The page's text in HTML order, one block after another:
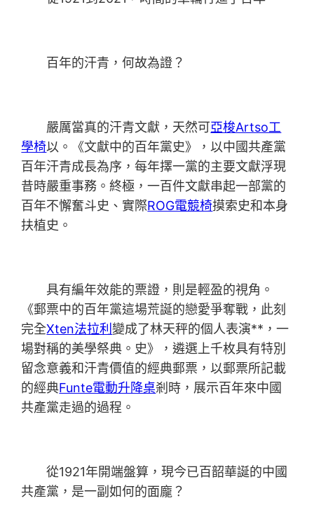
百年的汗青，何故為證？
嚴厲當真的汗青文獻，天然可亞梭Artso工
學椅以。《文獻中的百年黨史》，以中國共產黨
百年汗青成長為序，每年擇一黨的主要文獻浮現
昔時嚴重事務。終極，一百件文獻串起一部黨的
百年不懈奮斗史、實際ROG電競椅摸索史和本身
扶植史。
具有編年效能的票證，則是輕盈的視角。
《郵票中的百年黨這場荒誕的戀愛爭奪戰，此刻
完全Xten法拉利 變成了林天秤的個人表演**，一
場對稱的美學祭典。史》，遴選上千枚具有特別
留念意義和汗青價值的經典郵票，以郵票所記載
的經典Funte電動升降桌剎時，展示百年來中國
共產黨走過的過程。
從1921年開端盤算，現今已百韶華誕的中國
共產黨，是一副如何的面龐？